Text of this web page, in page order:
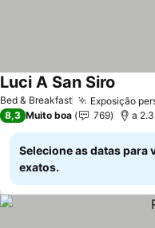
Bed & Breakfast Exposição
Luci A San Siro
8,3 Muito boa 769 a
Selecione as datas para
exatos.